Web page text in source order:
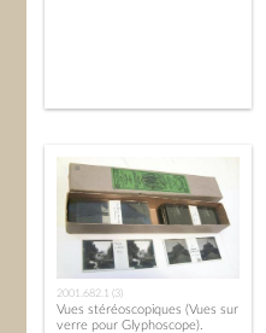
2001.682.1 (3)
Vues stéréoscopiques (Vues sur
verre pour Glyphoscope).